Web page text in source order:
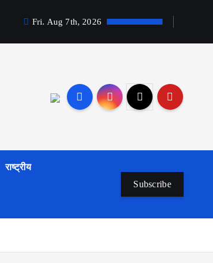
Fri. Aug 7th, 2026
राष्ट्रीय
Subscribe